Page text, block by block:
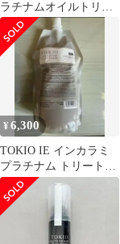
ラチナムオイルトリー
トメント100ml 1本
¥6,300
TOKIO IE インカラミ
プラチナム トリートメ
ント